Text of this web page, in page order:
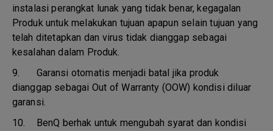
instalasi perangkat lunak yang tidak benar, kegagalan
Produk untuk melakukan tujuan apapun selain tujuan yang
telah ditetapkan dan virus tidak dianggap sebagai
kesalahan dalam Produk.
9. Garansi otomatis menjadi batal jika produk
dianggap sebagai Out of Warranty (OOW) kondisi diluar
garansi.
10. BenQ berhak untuk mengubah syarat dan kondisi